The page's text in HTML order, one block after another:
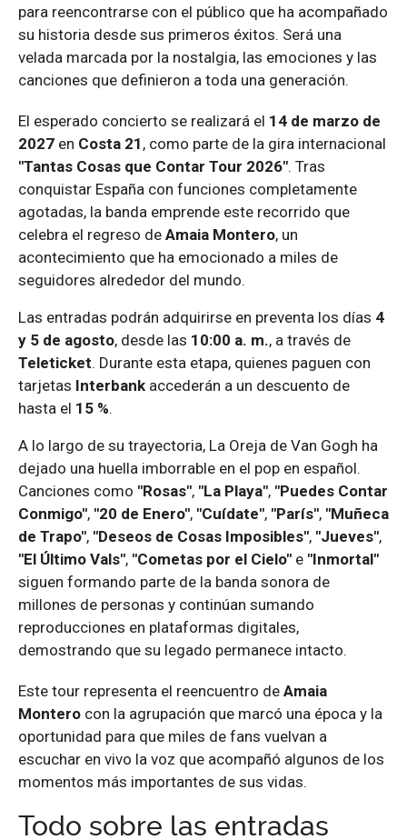
para reencontrarse con el público que ha acompañado
su historia desde sus primeros éxitos. Será una
velada marcada por la nostalgia, las emociones y las
canciones que definieron a toda una generación.
El esperado concierto se realizará el 14 de marzo de
2027 en Costa 21 , como parte de la gira internacional
"Tantas Cosas que Contar Tour 2026". Tras
conquistar España con funciones completamente
agotadas, la banda emprende este recorrido que
celebra el regreso de Amaia Montero, un
acontecimiento que ha emocionado a miles de
seguidores alrededor del mundo.
Las entradas podrán adquirirse en preventa los días 4
y 5 de agosto, desde las 10:00 a. m., a través de
Teleticket. Durante esta etapa, quienes paguen con
tarjetas Interbank accederán a un descuento de
hasta el 15 %.
A lo largo de su trayectoria, La Oreja de Van Gogh ha
dejado una huella imborrable en el pop en español.
Canciones como "Rosas", "La Playa", "Puedes Contar
Conmigo", "20 de Enero", "Cuídate", "París", "Muñeca
de Trapo", "Deseos de Cosas Imposibles", "Jueves",
"El Último Vals", "Cometas por el Cielo" e "Inmortal"
siguen formando parte de la banda sonora de
millones de personas y continúan sumando
reproducciones en plataformas digitales,
demostrando que su legado permanece intacto.
Este tour representa el reencuentro de Amaia
Montero con la agrupación que marcó una época y la
oportunidad para que miles de fans vuelvan a
escuchar en vivo la voz que acompañó algunos de los
momentos más importantes de sus vidas.
Todo sobre las entradas